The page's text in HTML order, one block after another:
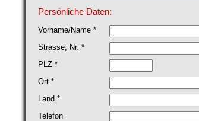
Persönliche Daten:
Vorname/Name *
Strasse, Nr. *
PLZ *
Ort *
Land *
Telefon